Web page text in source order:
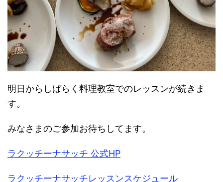
明日からしばらく料理教室でのレッスンが続きま
す。
みなさまのご参加お待ちしてます。
ラクッチーナサッチ 公式HP
ラクッチーナサッチレッスンスケジュール